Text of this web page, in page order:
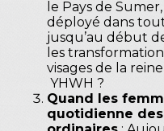
le Pays de
déployé dans
jusqu’au début
les
visages de la
YHWH ?
Quand les
quotidienne